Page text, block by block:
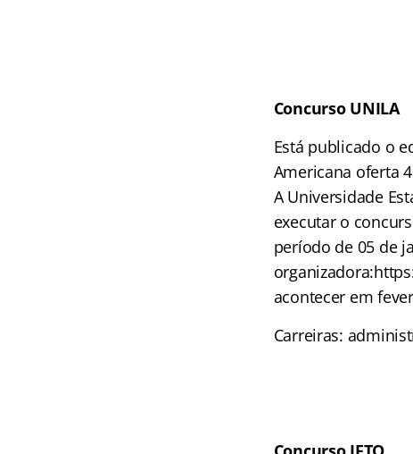
Concurso UNILA
Está publicado o
Americana oferta
A Universidade
executar o
período de 05 de
acontecer em
Carreiras: